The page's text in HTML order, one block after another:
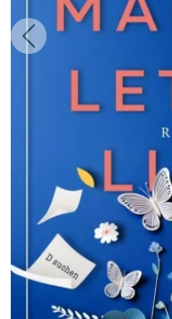
Zurück